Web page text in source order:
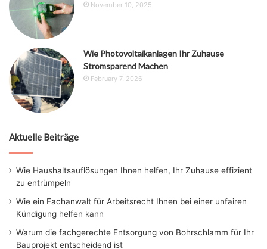
November 10, 2025
Wie Photovoltaikanlagen Ihr Zuhause
Stromsparend Machen
February 7, 2026
Aktuelle Beiträge
Wie Haushaltsauflösungen Ihnen helfen, Ihr Zuhause effizient
zu entrümpeln
Wie ein Fachanwalt für Arbeitsrecht Ihnen bei einer unfairen
Kündigung helfen kann
Warum die fachgerechte Entsorgung von Bohrschlamm für Ihr
Bauprojekt entscheidend ist